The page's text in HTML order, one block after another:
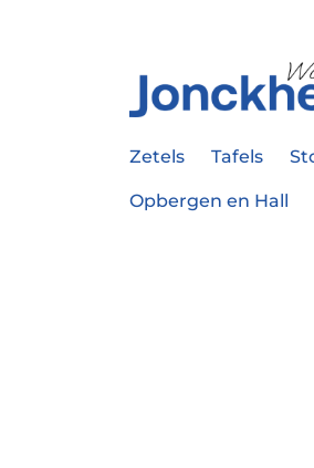
Zetels Tafels
Opbergen en Hall